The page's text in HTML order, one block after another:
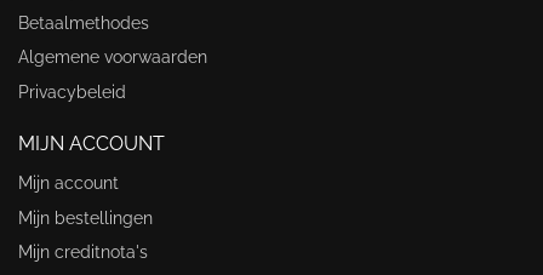
Betaalmethodes
Algemene voorwaarden
Privacybeleid
MIJN ACCOUNT
Mijn account
Mijn bestellingen
Mijn creditnota's